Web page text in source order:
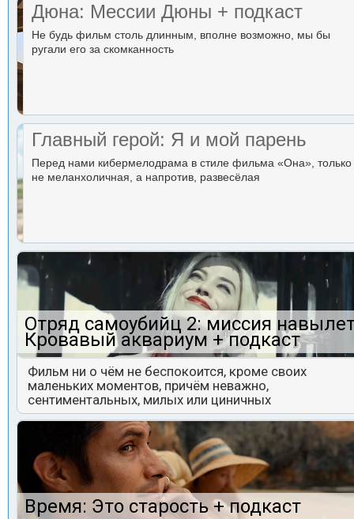
Дюна: Мессии Дюны + подкаст
Не будь фильм столь длинным, вполне возможно, мы бы
ругали его за скомканность
Главный герой: Я и мой парень
Перед нами кибермелодрама в стиле фильма «Она», только
не меланхоличная, а напротив, развесёлая
Отряд самоубийц 2: миссия
Кровавый аквариум + подкаст
Фильм ни о чём не беспокоится, кроме своих
маленьких моментов, причём неважно,
сентиментальных, милых или циничных
Время: Это старость + подкаст